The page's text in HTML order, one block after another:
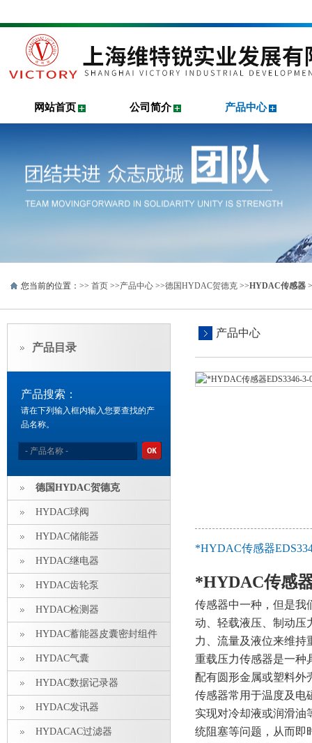
网站首页 公司简介 产品中心
您当前的位置：>> 首页 >>产品中心 >>德国HYDAC贺德克 >>HYDAC传感器
产品目录
产品搜索：
请在下列输入框内输入您要查找的产
品名称。
德国HYDAC贺德克
HYDAC球阀
HYDAC储能器
HYDAC继电器
HYDAC齿轮泵
HYDAC检测器
HYDAC蓄能器皮囊密封组件
HYDAC气囊
HYDAC数据记录器
HYDAC发讯器
HYDACAC过滤器
产品中心
*HYDAC传感器
*HYDAC传感
传感器中一种，但是我
动、轻载液压、制动压
力、流量及液位来维持
重载压力传感器是一种
配有圆形金属或塑料外
传感器常用于温度及电
实现对冷却液或润滑油
统阻塞等问题，从而即